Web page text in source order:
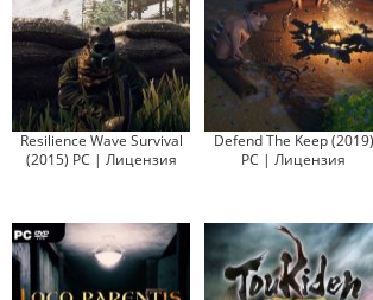
Resilience Wave Survival
(2015) PC | Лицензия
Defend The Keep (2019)
PC | Лицензия